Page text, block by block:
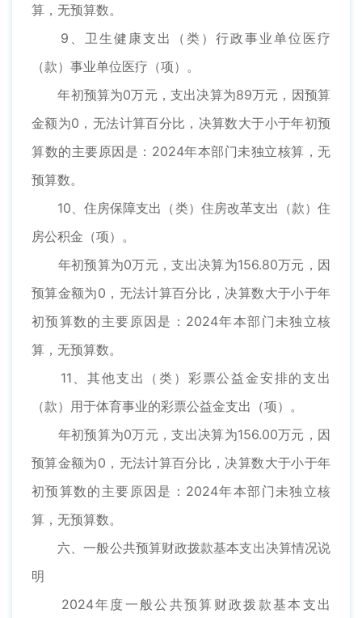
算，无预算数。
9、卫生健康支出（类）行政事业单位医疗
（款）事业单位医疗（项）。
年初预算为0万元，支出决算为89万元，因预算
金额为0，无法计算百分比，决算数大于小于年初预
算数的主要原因是：2024年本部门未独立核算，无
预算数。
10、住房保障支出（类）住房改革支出（款）住
房公积金（项）。
年初预算为0万元，支出决算为156.80万元，因
预算金额为0，无法计算百分比，决算数大于小于年
初预算数的主要原因是：2024年本部门未独立核
算，无预算数。
11、其他支出（类）彩票公益金安排的支出
（款）用于体育事业的彩票公益金支出（项）。
年初预算为0万元，支出决算为156.00万元，因
预算金额为0，无法计算百分比，决算数大于小于年
初预算数的主要原因是：2024年本部门未独立核
算，无预算数。
六、一般公共预算财政拨款基本支出决算情况说
明
2024年度一般公共预算财政拨款基本支出